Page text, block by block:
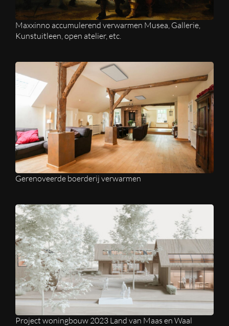
Maxxinno accumulerend verwarmen Musea, Gallerie,
Kunstuitleen, open atelier, etc.
Gerenoveerde boerderij verwarmen
Project woningbouw 2023 Land van Maas en Waal